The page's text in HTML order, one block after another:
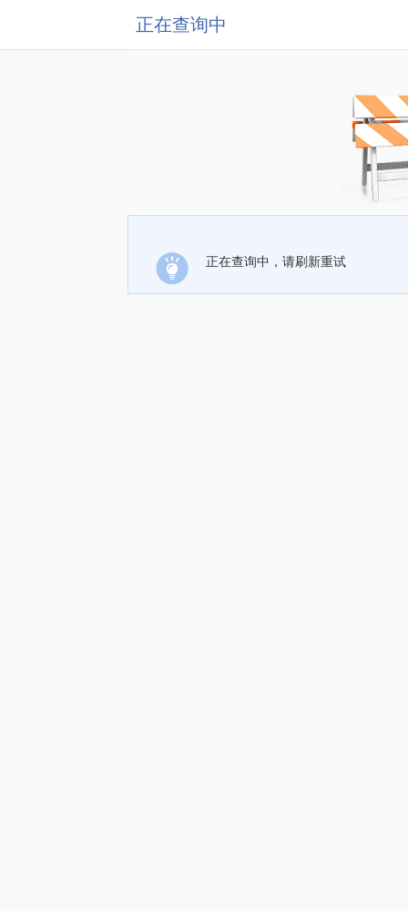
正在查询中
正在查询中，请刷新重试